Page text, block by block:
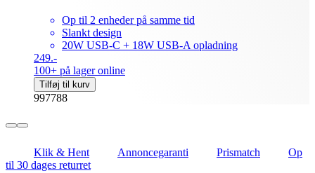
Op til 2 enheder på samme tid
Slankt design
20W USB-C + 18W USB-A opladning
249.-
100+ på lager online
Tilføj til kurv
997788
Klik & Hent Annoncegaranti Prismatch
Op
til 30 dages returret